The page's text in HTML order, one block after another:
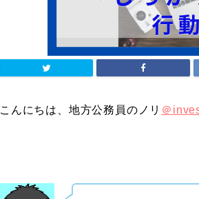
こんにちは、地方公務員のノリ ＠